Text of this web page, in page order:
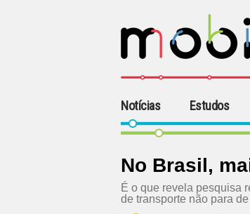
Notícias Estudos
No Brasil,
É o que revela pesquisa
de transporte não para